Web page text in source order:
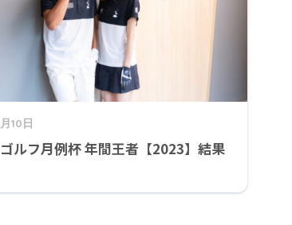
10日
ルフ月例杯 年間王者【2023】結果